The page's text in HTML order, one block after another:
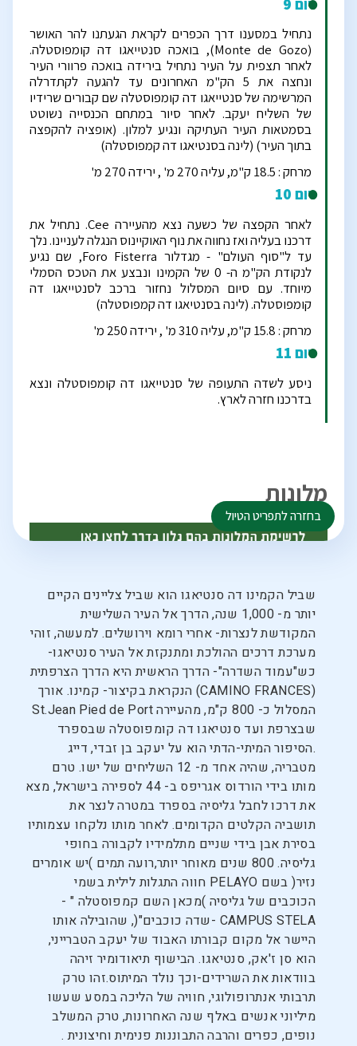
שביל הקמינו דה סנטיאגו הוא שביל צליינים הקיים
יותר מ- 1,000 שנה, הדרך אל העיר השלישית
המקודשת לנצרות- אחרי רומא וירושלים. למעשה, זוהי
מערכת דרכים ההולכת ומתנקזת אל העיר סנטיאגו-
כש"עמוד השדרה"- הדרך הראשית היא הדרך הצרפתית
(CAMINO FRANCES) הנקראת בקיצור- קמינו. אורך
המסלול כ- 800 ק"מ, מהעיירה St.Jean Pied de Port
שבצרפת ועד סנטיאגו דה קומפוסטלה שבספרד
.הסיפור המיתי-הדתי הוא על יעקב בן זבדי, דייג
מטבריה, שהיה אחד מ- 12 השליחים של ישו. טרם
מותו בידי הורדוס אגריפס ב- 44 לספירה בישראל, מצא
את דרכו לחבל גליסיה בספרד במטרה לנצר את
תושביה הקלטים הקדומים. לאחר מותו נלקחו עצמותיו
בסירת אבן בידי שניים מתלמידיו לקבורה בחופי
גליסיה. 800 שנים מאוחר יותר,רועה תמים )יש אומרים
נזיר( בשם PELAYO חווה התגלות לילית בשמי
הכוכבים של גליסיה )מכאן השם קמפוסטלה " -
CAMPUS STELA -שדה כוכבים"(, שהובילה אותו
היישר אל מקום קבורתו האבוד של יעקב הטברייני,
הוא סן ז'אק, סנטיאגו. הבישוף תיאודומיר זיהה
בוודאות את השרידים-וכך נולד המיתוס.זהו טרק
תרבותי אנתרופולוגי, חוויה של הליכה במסע שעשו
מיליוני אנשים באלף שנה האחרונות, טרק המשלב
נופים, כפרים והרבה התבוננות פנימית וחיצונית .